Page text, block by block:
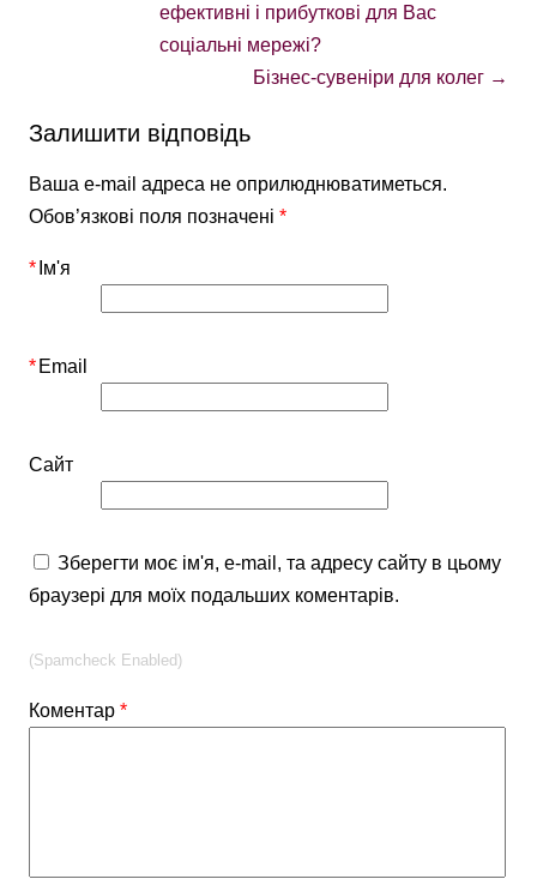
ефективні і прибуткові для Вас
соціальні мережі?
Бізнес-сувеніри для колег →
Залишити відповідь
Ваша e-mail адреса не оприлюднюватиметься.
Обов’язкові поля позначені*
Коментар*
Ім'я
*
Email
*
Сайт
Зберегти моє ім'я, e-mail, та адресу сайту в цьому
браузері для моїх подальших коментарів.
(Spamcheck Enabled)